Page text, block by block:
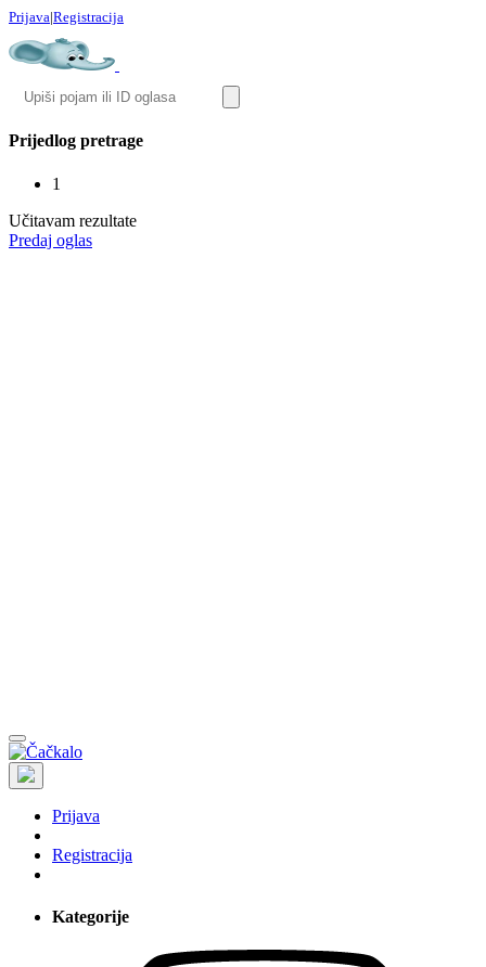
Prijava|Registracija
Prijedlog pretrage
1
Učitavam rezultate
Predaj oglas
Prijava
Registracija
Kategorije